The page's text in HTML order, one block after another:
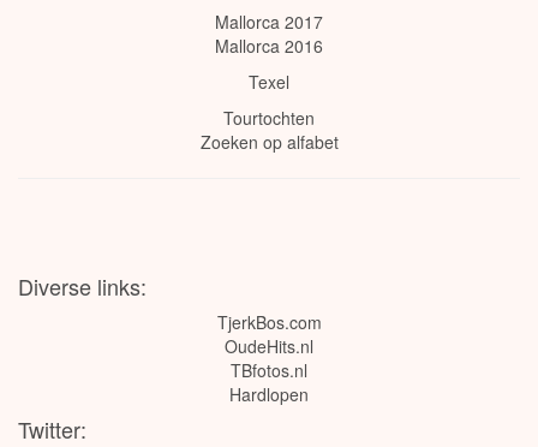
Mallorca 2017
Mallorca 2016
Texel
Tourtochten
Zoeken op alfabet
Diverse links:
TjerkBos.com
OudeHits.nl
TBfotos.nl
Hardlopen
Twitter: